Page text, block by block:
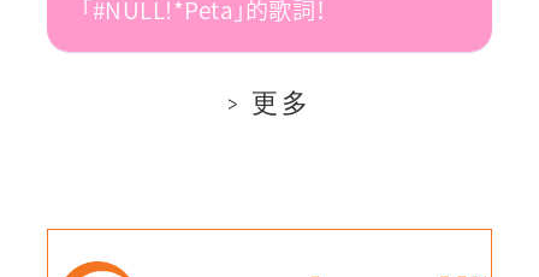
「#NULL!*Peta」的歌詞！
更多